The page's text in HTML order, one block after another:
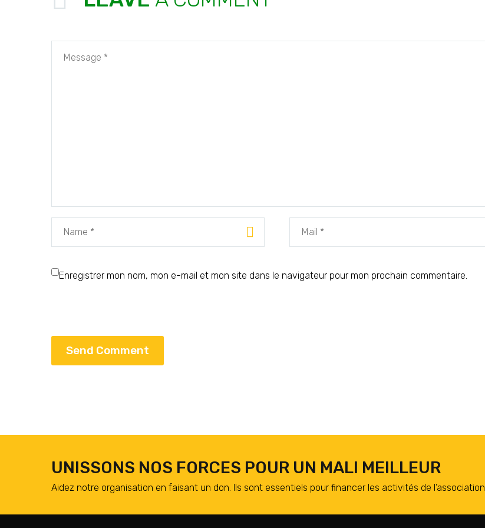
Enregistrer mon nom, mon e-mail et mon site dans le navigateur pour mon prochain commentaire.
Send Comment
UNISSONS NOS FORCES POUR UN MALI MEILLEUR
Aidez notre organisation en faisant un don. Ils sont essentiels pour financer les activités de l’association.